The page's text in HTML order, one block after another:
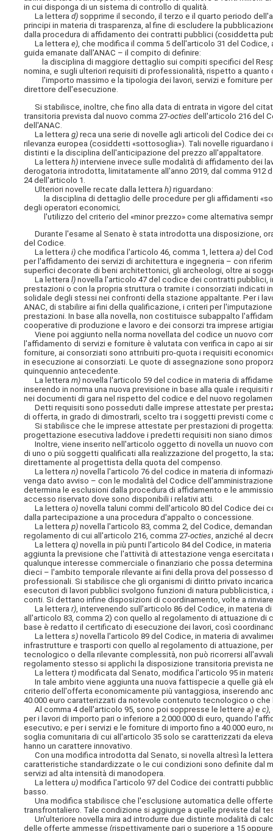
in cui disponga di un sistema di controllo di qualità.
La lettera d) sopprime il secondo, il terzo e il quarto periodo
principi in materia di trasparenza, al fine di escludere la
dalla procedura di affidamento dei contratti pubblici (cosiddetta
La letterae), che modifica il comma 5 dell'articolo 31 del
guida emanate dall'ANAC – il compito di definire:
la disciplina di maggiore dettaglio sui compiti specifici del
nomina, e sugli ulteriori requisiti di professionalità, rispetto a
l'importo massimo e la tipologia dei lavori, servizi e forniture per
direttore dell'esecuzione.
Si stabilisce, inoltre, che fino alla data di entrata in vigore del
transitoria prevista dal nuovo comma 27-octies dell'articolo 216 del
dell'ANAC.
La letterag) reca una serie di novelle agli articoli del Codice dei
rilevanza europea (cosiddetti «sottosoglia»). Tali novelle
distinti e la disciplina dell'anticipazione del prezzo all'appaltatore.
La letterah) interviene invece sulle modalità di affidamento dei
derogatoria introdotta, limitatamente all'anno 2019, dal comma 912
24 dell'articolo 1.
Ulteriori novelle recate dalla letterah) riguardano:
la disciplina di dettaglio delle procedure per gli affidamenti
degli operatori economici;
l'utilizzo del criterio del «minor prezzo» come alternativa
Durante l'esame al Senato è stata introdotta una disposizione,
del Codice.
La letterai) che modifica l'articolo 46, comma 1, letteraa) del
per l'affidamento dei servizi di architettura e ingegneria – con
superfici decorate di beni architettonici, gli archeologi, oltre ai
La letteral) novella l'articolo 47 del codice dei contratti pubblici,
prestazioni o con la propria struttura o tramite i consorziati indicati
solidale degli stessi nei confronti della stazione appaltante. Per i
ANAC, di stabilire ai fini della qualificazione, i criteri per
prestazioni. In base alla novella, non costituisce subappalto
cooperative di produzione e lavoro e dei consorzi tra imprese
Viene poi aggiunto nella norma novellata del codice un nuovo
l'affidamento di servizi e forniture è valutata con verifica in capo ai
forniture, ai consorziati sono attribuiti pro-quota i requisiti
in esecuzione ai consorziati. Le quote di assegnazione sono
quinquennio antecedente.
La lettera m) novella l'articolo 59 del codice in materia di
inserendo in norma una nuova previsione in base alla quale i
nei documenti di gara nel rispetto del codice e del nuovo
Detti requisiti sono posseduti dalle imprese attestate per
di offerta, in grado di dimostrarli, scelto tra i soggetti previsti
Si stabilisce che le imprese attestate per prestazioni di
progettazione esecutiva laddove i predetti requisiti non siano
Inoltre, viene inserito nell'articolo oggetto di novella un nuovo
di uno o più soggetti qualificati alla realizzazione del progetto, la
direttamente al progettista della quota del compenso.
La letteran) novella l'articolo 76 del codice in materia di
venga dato avviso – con le modalità del Codice
determina le esclusioni dalla procedura di affidamento e le
accesso riservato dove sono disponibili i relativi atti.
La letterao) novella taluni commi dell'articolo 80 del Codice dei
dalla partecipazione a una procedura d'appalto o concessione.
La letterap) novella l'articolo 83, comma 2, del Codice,
regolamento di cui all'articolo 216, comma 27-octies , anziché al
La letteraq) novella in più punti l'articolo 84 del Codice, in
aggiunta la previsione che l'attività di attestazione venga
qualunque interesse commerciale o finanziario che possa
dieci – l'ambito temporale rilevante ai fini della prova del
professionali. Si stabilisce che gli organismi di diritto privato
esecutori di lavori pubblici svolgono funzioni di natura
conti. Si dettano infine disposizioni di coordinamento, volte a
La letterar) , intervenendo sull'articolo 86 del Codice, in materia
all'articolo 83, comma 2) con quello al regolamento di attuazione di
base è redatto il certificato di esecuzione dei lavori, così
La letteras) novella l'articolo 89 del Codice, in materia di
infrastrutture e trasporti con quello al regolamento di attuazione,
tecnologico o della rilevante complessità, non può ricorrersi
regolamento stesso si applichi la disposizione transitoria prevista
La letterat) modificata dal Senato, modifica l'articolo 95 in
In tale ambito viene aggiunta una nuova fattispecie a quelle già
criterio dell'offerta economicamente più vantaggiosa, inserendo
40.000 euro caratterizzati da notevole contenuto tecnologico o che
Al comma 4 dell'articolo 95, sono poi soppresse le letterea) ec)
per i lavori di importo pari o inferiore a 2.000.000 di euro, quando
esecutivo; e per i servizi e le forniture di importo fino a 40.000 euro,
soglia comunitaria di cui all'articolo 35 solo se caratterizzati da
hanno un carattere innovativo.
Con una modifica introdotta dal Senato, si novella altresì la
caratteristiche standardizzate o le cui condizioni sono definite dal
servizi ad alta intensità di manodopera.
La letterau) modifica l'articolo 97 del Codice dei contratti
basso.
Una modifica stabilisce che l'esclusione automatica delle
transfrontaliero. Tale condizione si aggiunge a quelle previste dal
Un'ulteriore novella mira ad introdurre due distinte modalità di
delle offerte ammesse (rispettivamente pari o superiore a 15